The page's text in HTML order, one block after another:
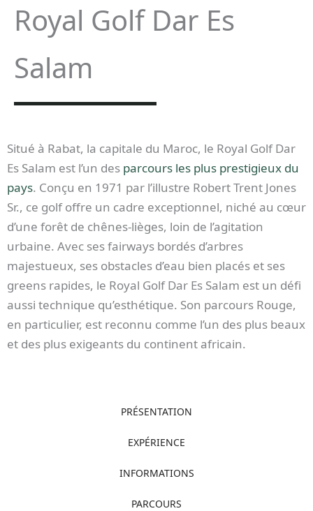
Royal Golf Dar Es
Salam
Situé à Rabat, la capitale du Maroc, le Royal Golf Dar
Es Salam est l’un des parcours les plus prestigieux du
pays. Conçu en 1971 par l’illustre Robert Trent Jones
Sr., ce golf offre un cadre exceptionnel, niché au cœur
d’une forêt de chênes-lièges, loin de l’agitation
urbaine. Avec ses fairways bordés d’arbres
majestueux, ses obstacles d’eau bien placés et ses
greens rapides, le Royal Golf Dar Es Salam est un défi
aussi technique qu’esthétique. Son parcours Rouge,
en particulier, est reconnu comme l’un des plus beaux
et des plus exigeants du continent africain.
PRÉSENTATION
EXPÉRIENCE
INFORMATIONS
PARCOURS